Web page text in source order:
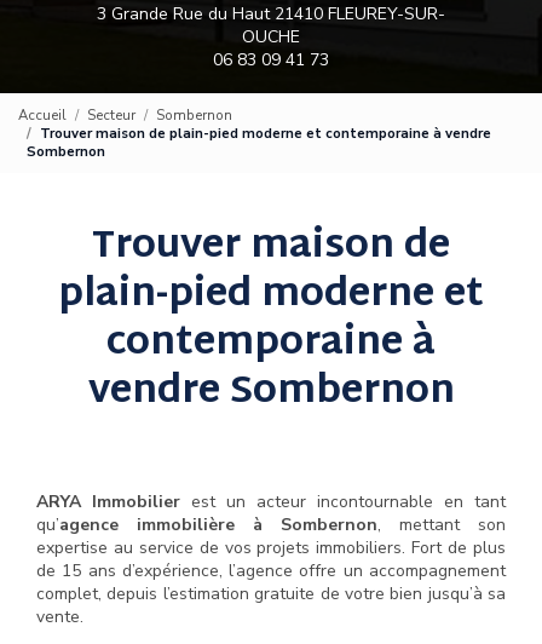
3 Grande Rue du Haut 21410 FLEUREY-SUR-
OUCHE
06 83 09 41 73
Accueil Secteur
Sombernon
Trouver maison de plain-pied moderne et contemporaine à vendre
Sombernon
Trouver maison de
plain-pied moderne et
contemporaine à
vendre Sombernon
ARYA Immobilier est un acteur incontournable en tant
qu’agence immobilière à Sombernon, mettant son
expertise au service de vos projets immobiliers. Fort de plus
de 15 ans d’expérience, l’agence offre un accompagnement
complet, depuis l’estimation gratuite de votre bien jusqu’à sa
vente.